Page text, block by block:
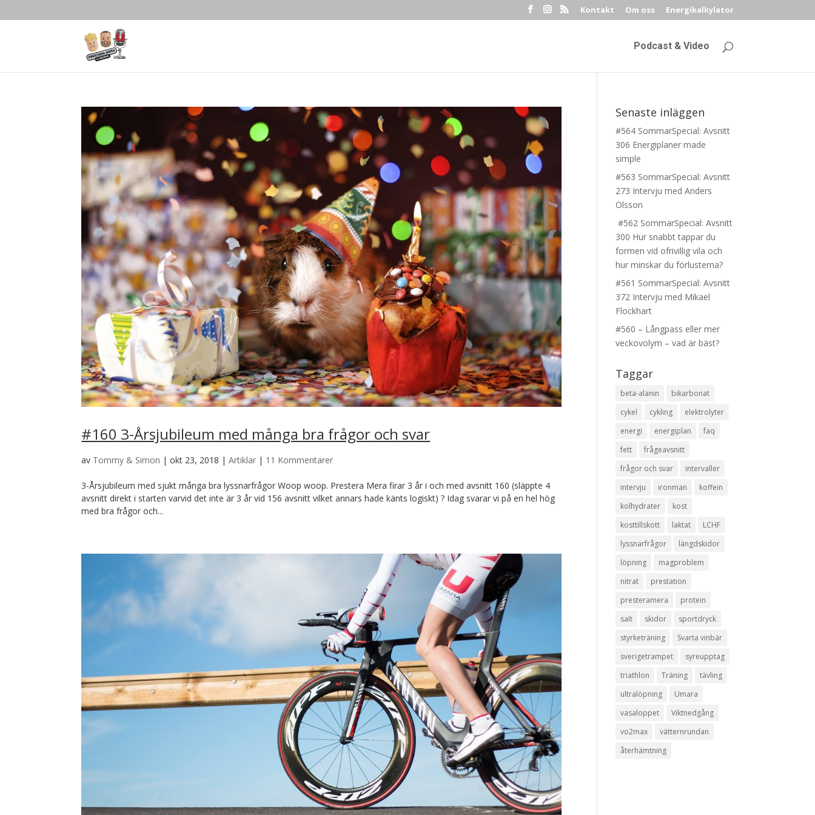
Kontakt Om oss Energikalkylator
Podcast & Video
#160 3-Årsjubileum med många bra frågor och svar
av Tommy & Simon |okt 23, 2018 |Artiklar | 11 Kommentarer
3-Årsjubileum med sjukt många bra lyssnarfrågor Woop woop. Prestera Mera firar 3 år i och med avsnitt 160 (släppte 4
avsnitt direkt i starten varvid det inte är 3 år vid 156 avsnitt vilket annars hade känts logiskt) ? Idag svarar vi på en hel hög
med bra frågor och...
Senaste inläggen
#564 SommarSpecial: Avsnitt
306 Energiplaner made
simple
#563 SommarSpecial: Avsnitt
273 Intervju med Anders
Olsson
#562 SommarSpecial: Avsnitt
300 Hur snabbt tappar du
formen vid ofrivillig vila och
hur minskar du förlusterna?
#561 SommarSpecial: Avsnitt
372 Intervju med Mikael
Flockhart
#560 – Långpass eller mer
veckovolym – vad är bäst?
Taggar
beta-alanin
bikarbonat
cykel
cykling
elektrolyter
energi
energiplan
faq
fett
frågeavsnitt
frågor och svar
intervaller
intervju
ironman
koffein
kolhydrater
kost
kosttillskott
laktat
LCHF
lyssnarfrågor
längdskidor
löpning
magproblem
nitrat
prestation
presteramera
protein
salt
skidor
sportdryck
styrketräning
Svarta vinbär
sverigetrampet
syreupptag
triathlon
Träning
tävling
ultralöpning
Umara
vasaloppet
Viktnedgång
vo2max
vätternrundan
återhämtning